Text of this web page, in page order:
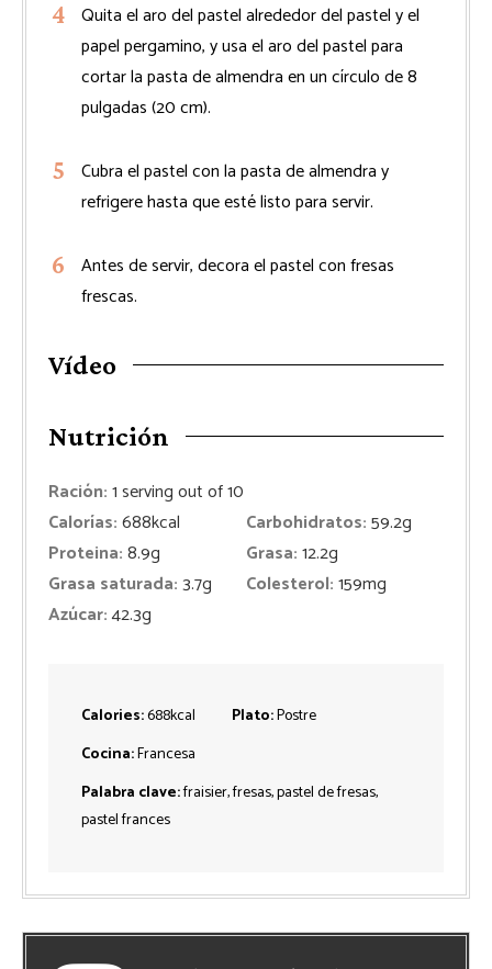
Quita el aro del pastel alrededor del pastel y el
papel pergamino, y usa el aro del pastel para
cortar la pasta de almendra en un círculo de 8
pulgadas (20 cm).
Cubra el pastel con la pasta de almendra y
refrigere hasta que esté listo para servir.
Antes de servir, decora el pastel con fresas
frescas.
Vídeo
Nutrición
Ración:1serving out of 10
Calorías:688kcal Carbohidratos:59.2g
Proteina:8.9g Grasa:12.2g
Grasa saturada:3.7g Colesterol:159mg
Azúcar:42.3g
Calories:688kcal Plato:Postre
Cocina:Francesa
Palabra clave:fraisier, fresas, pastel de fresas,
pastel frances